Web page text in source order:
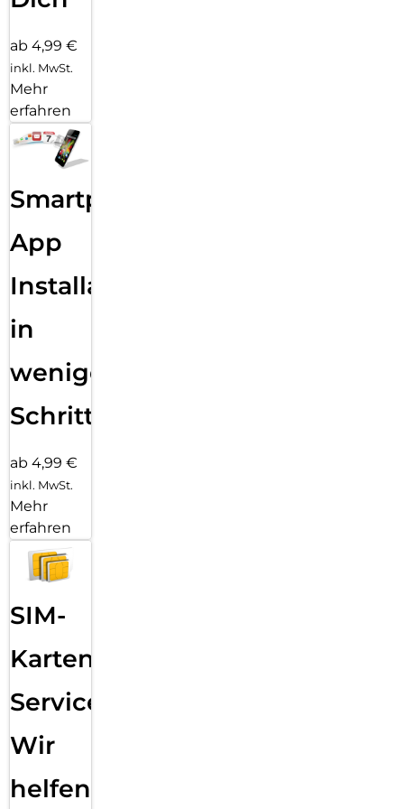
ab 4,99 €
inkl. MwSt.
Mehr
erfahren
Smartphone
App
Installation
in
wenigen
Schritten
ab 4,99 €
inkl. MwSt.
Mehr
erfahren
SIM-
Karten
Service:
Wir
helfen